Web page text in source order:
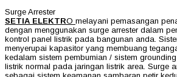
Surge Arrester
SETIA ELEKTRO melayani pemasangan
dengan menggunakan surge arrester dalam
kontrol panel listrik pada bangunan anda.
menyerupai kapasitor yang membuang
kedalam sistem pembumian / sistem
listrik normal pada jaringan listrik area. Surge